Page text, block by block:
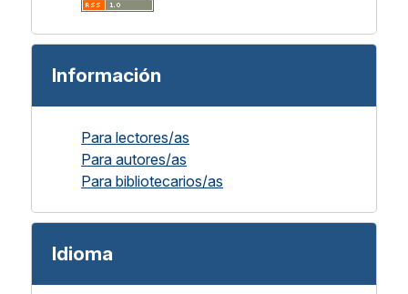
Información
Para lectores/as
Para autores/as
Para bibliotecarios/as
Idioma